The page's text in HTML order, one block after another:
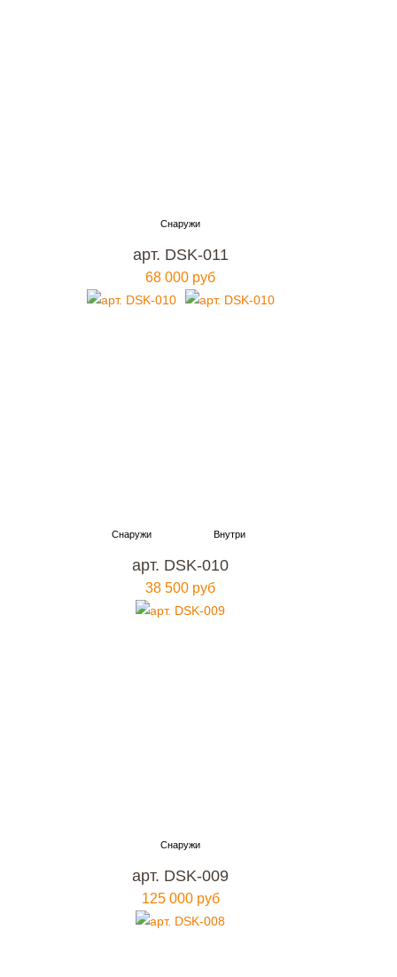
арт. DSK-011
68 000 руб
арт. DSK-010
38 500 руб
арт. DSK-009
125 000 руб